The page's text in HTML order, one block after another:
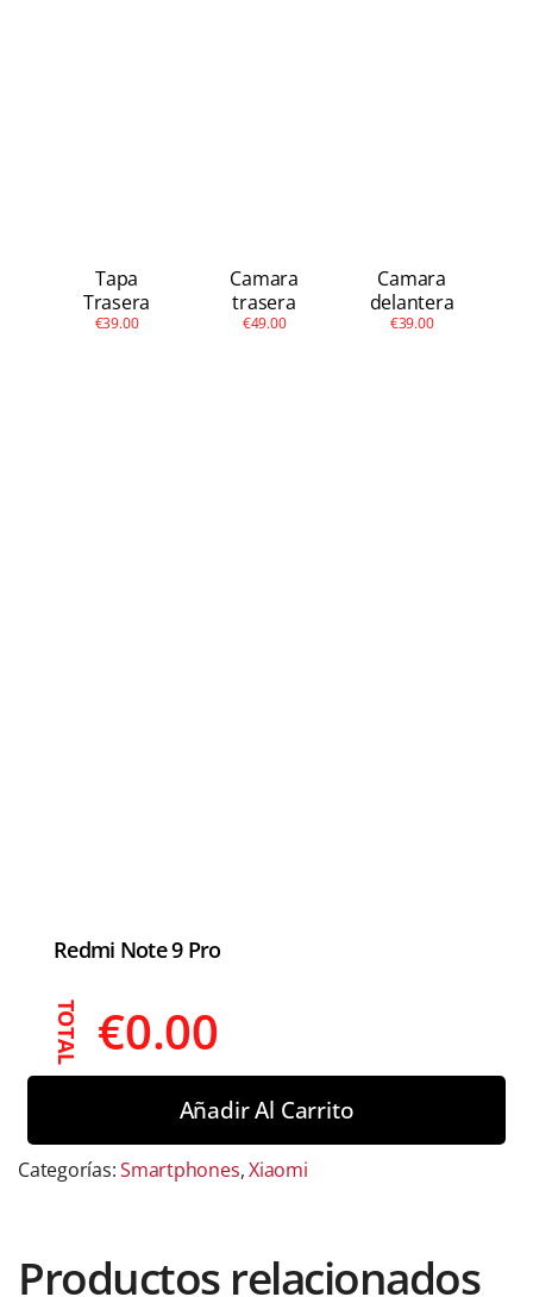
Tapa
Trasera
€39.00
Camara
trasera
€49.00
Camara
delantera
€39.00
Redmi Note 9 Pro
TOTAL €0.00
Añadir Al Carrito
Categorías:Smartphones,Xiaomi
Productos relacionados